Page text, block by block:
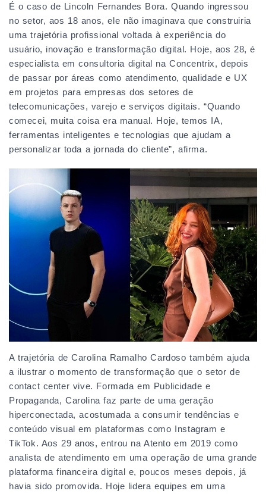
É o caso de Lincoln Fernandes Bora. Quando ingressou
no setor, aos 18 anos, ele não imaginava que construiria
uma trajetória profissional voltada à experiência do
usuário, inovação e transformação digital. Hoje, aos 28, é
especialista em consultoria digital na Concentrix, depois
de passar por áreas como atendimento, qualidade e UX
em projetos para empresas dos setores de
telecomunicações, varejo e serviços digitais. “Quando
comecei, muita coisa era manual. Hoje, temos IA,
ferramentas inteligentes e tecnologias que ajudam a
personalizar toda a jornada do cliente”, afirma.
A trajetória de Carolina Ramalho Cardoso também ajuda
a ilustrar o momento de transformação que o setor de
contact center vive. Formada em Publicidade e
Propaganda, Carolina faz parte de uma geração
hiperconectada, acostumada a consumir tendências e
conteúdo visual em plataformas como Instagram e
TikTok. Aos 29 anos, entrou na Atento em 2019 como
analista de atendimento em uma operação de uma grande
plataforma financeira digital e, poucos meses depois, já
havia sido promovida. Hoje lidera equipes em uma